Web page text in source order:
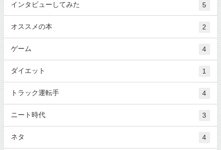
インタビューしてみた 5
オススメの本 2
ゲーム 4
ダイエット 1
トラック運転手 4
ニート時代 3
ネタ 4